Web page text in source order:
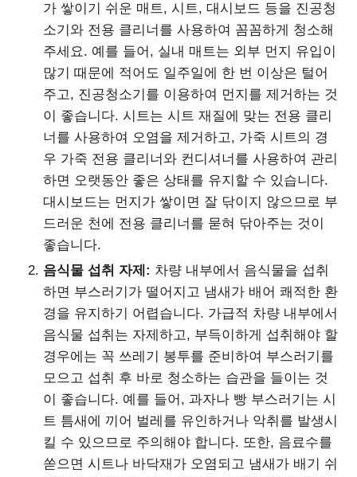
가 쌓이기 쉬운 매트, 시트, 대시보드 등을 진공청
소기와 전용 클리너를 사용하여 꼼꼼하게 청소해
주세요. 예를 들어, 실내 매트는 외부 먼지 유입이
많기 때문에 적어도 일주일에 한 번 이상은 털어
주고, 진공청소기를 이용하여 먼지를 제거하는 것
이 좋습니다. 시트는 시트 재질에 맞는 전용 클리
너를 사용하여 오염을 제거하고, 가죽 시트의 경
우 가죽 전용 클리너와 컨디셔너를 사용하여 관리
하면 오랫동안 좋은 상태를 유지할 수 있습니다.
대시보드는 먼지가 쌓이면 잘 닦이지 않으므로 부
드러운 천에 전용 클리너를 묻혀 닦아주는 것이
좋습니다.
음식물 섭취 자제: 차량 내부에서 음식물을 섭취
하면 부스러기가 떨어지고 냄새가 배어 쾌적한 환
경을 유지하기 어렵습니다. 가급적 차량 내부에서
음식물 섭취는 자제하고, 부득이하게 섭취해야 할
경우에는 꼭 쓰레기 봉투를 준비하여 부스러기를
모으고 섭취 후 바로 청소하는 습관을 들이는 것
이 좋습니다. 예를 들어, 과자나 빵 부스러기는 시
트 틈새에 끼어 벌레를 유인하거나 악취를 발생시
킬 수 있으므로 주의해야 합니다. 또한, 음료수를
쏟으면 시트나 바닥재가 오염되고 냄새가 배기 쉬